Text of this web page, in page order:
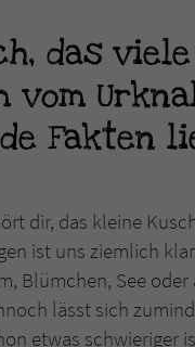
das
vom
Fakten
dir, das kleine
ist uns ziemlich
Blümchen, See
lässt sich
etwas